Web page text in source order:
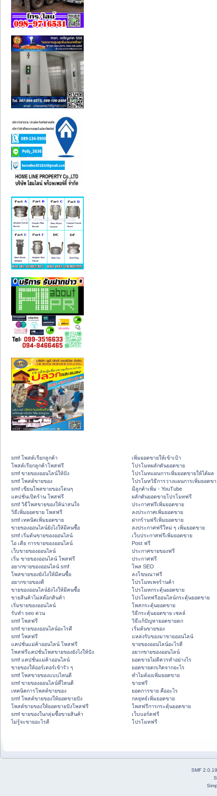
smf โพสต์เรียกลูกค้า
โพสต์เรียกลูกค้าโพสฟรี
smf ขายของออนไลน์ให้ปัง
smf โพสต์ขายของ
smf เขียนโพสขายของโดนๆ
แคปชั่นเปิดร้าน โพสฟรี
smf วิธีโพสขายของให้น่าสนใจ
วิธีเพิ่มยอดขาย โพสฟรี
smf เทคนิคเพิ่มยอดขาย
ขายของออนไลน์ยังไงให้มีคนซื้อ
smf เริ่มต้นขายของออนไลน์
ไอ เดีย การขายของออนไลน์
เว็บขายของออนไลน์
เริ่ม ขายของออนไลน์ โพสฟรี
อยากขายของออนไลน์ smf
โพสขายของยังไงให้มีคนซื้อ
อยากขายของดี
ขายของออนไลน์ยังไงให้มีคนซื้อ
ขายสินค้าไม่สต๊อกสินค้า
เริ่มขายของออนไลน์
รับทำ seo ด่วน
smf โพสฟรี
smf ขายของออนไลน์อะไรดี
smf โพสฟรี
แคปชั่นแม่ค้าออนไลน์ โพสฟรี
โพสฟรีแคปชั่นโพสขายของยังไงให้ปัง
smf แคปชั่นแม่ค้าออนไลน์
ขายของให้ออร์เดอร์เข้ารัว ๆ
smf โพสขายของแบบไหนดี
smf ขายของออนไลน์ที่ไหนดี
เทคนิคการโพสต์ขายของ
smf โพสต์ขายของให้ยอดขายปัง
โพสต์ขายของให้ยอดขายปังโพสฟรี
smf ขายของในกลุ่มซื้อขายสินค้า
ไม่รู้จะขายอะไรดี
เพิ่มยอดขายให้เข้าเป้า
โปรโมทผลักดันยอดขาย
โปรโมทแผนการเพิ่มยอดขายให้ได้ผล
โปรโมทวิธีการวางแผนการเพิ่มยอดข
มีลูกค้าเพิ่ม - YouTube
ผลักดันยอดขายโปรโมทฟรี
ประกาศฟรีเพิ่มยอดขาย
ลงประกาศเพิ่มยอดขาย
ฝากร้านฟรีเพิ่มยอดขาย
ลงประกาศฟรีใหม่ ๆ เพิ่มยอดขาย
เว็บประกาศฟรีเพิ่มยอดขาย
Post ฟรี
ประกาศขายของฟรี
ประกาศฟรี
โพส SEO
ลงโฆษณาฟรี
โปรโมทเพจร้านค้า
โปรโมทกระตุ้นยอดขาย
โปรโมทฟรีออนไลน์กระตุ้นยอดขาย
โพสกระตุ้นยอดขาย
วิธีกระตุ้นยอดขาย เซลล์
วิธีแก้ปัญหายอดขายตก
เริ่มต้นขายของ
แหล่งรับของมาขายออนไลน์
ขายของออนไลน์อะไรดี
อยากขายของออนไลน์
ยอดขายไม่ดีควรทำอย่างไร
ยอดขายตกเกิดจากอะไร
ทำไมต้องเพิ่มยอดขาย
ขายฟรี
ยอดการขาย คืออะไร
กลยุทธ์เพิ่มยอดขาย
โพสฟรีการกระตุ้นยอดขาย
เว็บบอร์ดฟรี
โปรโมทฟรี
SMF 2.0.19